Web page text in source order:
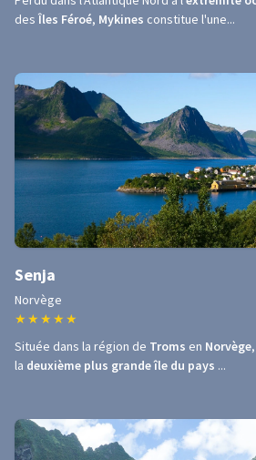
des Îles Féroé, Mykines constitue l'une...
Senja
Norvège
★ ★ ★ ★ ★
Située dans la région de Troms en Norvège
la deuxième plus grande île du pays ...